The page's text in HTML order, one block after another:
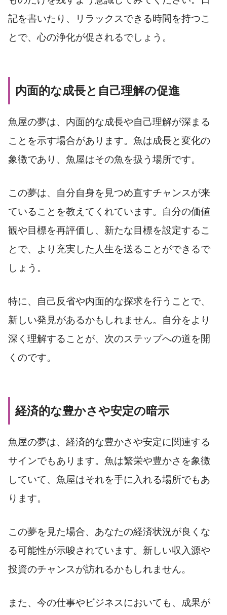
記を書いたり、リラックスできる時間を持つこ
とで、心の浄化が促されるでしょう。
内面的な成長と自己理解の促進
魚屋の夢は、内面的な成長や自己理解が深まる
ことを示す場合があります。魚は成長と変化の
象徴であり、魚屋はその魚を扱う場所です。
この夢は、自分自身を見つめ直すチャンスが来
ていることを教えてくれています。自分の価値
観や目標を再評価し、新たな目標を設定するこ
とで、より充実した人生を送ることができるで
しょう。
特に、自己反省や内面的な探求を行うことで、
新しい発見があるかもしれません。自分をより
深く理解することが、次のステップへの道を開
くのです。
経済的な豊かさや安定の暗示
魚屋の夢は、経済的な豊かさや安定に関連する
サインでもあります。魚は繁栄や豊かさを象徴
していて、魚屋はそれを手に入れる場所でもあ
ります。
この夢を見た場合、あなたの経済状況が良くな
る可能性が示唆されています。新しい収入源や
投資のチャンスが訪れるかもしれません。
また、今の仕事やビジネスにおいても、成果が